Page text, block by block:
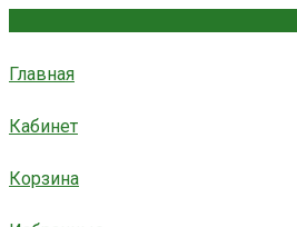
Главная
Кабинет
Корзина